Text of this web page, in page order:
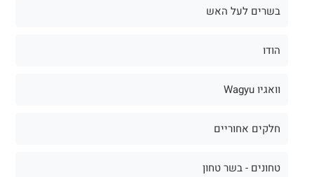
בשרים לעל האש
הודו
וואגיו Wagyu
חלקים אחוריים
טחונים - בשר טחון